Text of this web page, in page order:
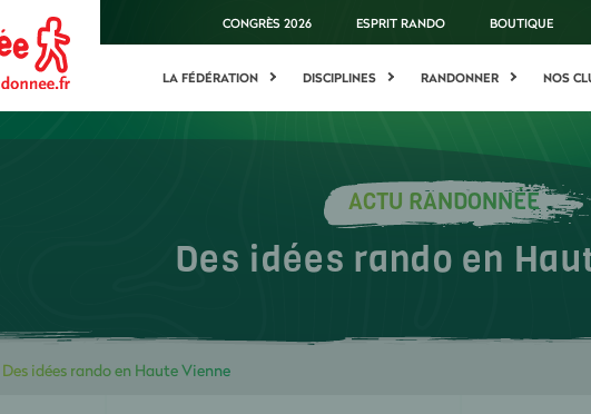
CONGRÈS 2026 ESPRIT RANDO BOUTIQUE
LA FÉDÉRATION DISCIPLINES RANDONNER NOS
ACTU RANDONNÉE
Des idées rando en
Des idées rando en Haute Vienne